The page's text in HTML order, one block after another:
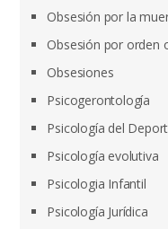
Obsesión por la
Obsesión por orden
Obsesiones
Psicogerontología
Psicología del
Psicología evolutiva
Psicologia Infantil
Psicología Jurídica